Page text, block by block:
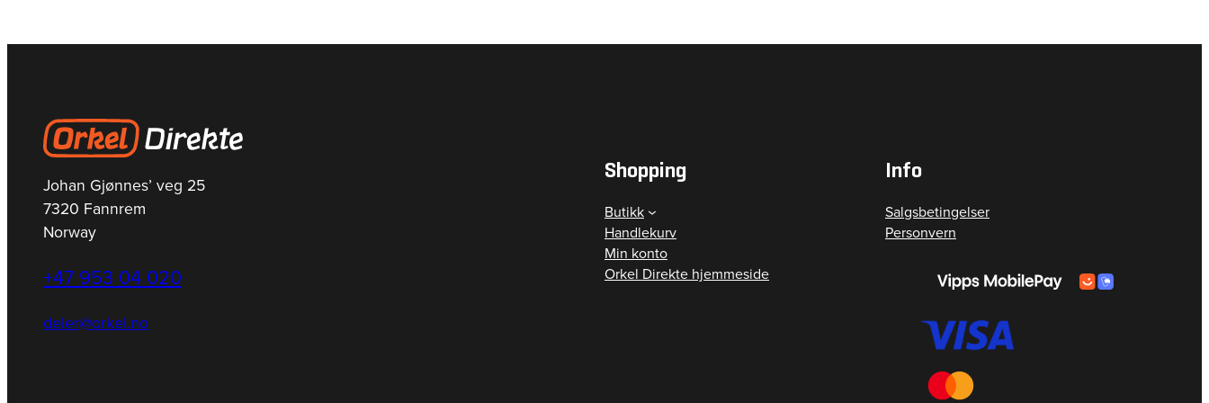
Johan Gjønnes’ veg 25
7320 Fannrem
Norway
+47 953 04 020
deler@orkel.no
Shopping
Butikk
Handlekurv
Min konto
Orkel Direkte hjemmeside
Info
Salgsbetingelser
Personvern